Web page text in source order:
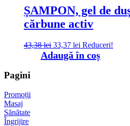
ȘAMPON, gel de
cărbune activ
43,38lei Prețul
inițial
a
33,37 lei Prețul
curent
este:
Reduceri!
Adaugă în coș
Pagini
Promoții
Masaj
Sănătate
Îngrijire